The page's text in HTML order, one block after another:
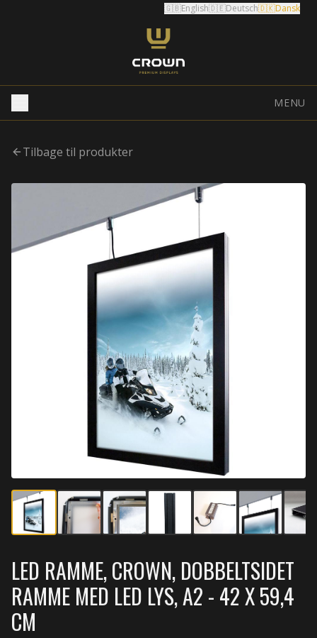
🇬🇧English🇩🇪Deutsch🇩🇰Dansk
MENU
Tilbage til produkter
LED RAMME, CROWN, DOBBELTSIDET
RAMME MED LED LYS, A2 - 42 X 59,4
CM